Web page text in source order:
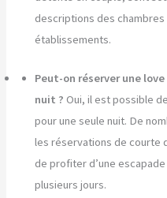
descriptions des
établissements.
Peut-on réserver une
nuit ? Oui, il est possible
pour une seule nuit. De
les réservations de courte
de profiter d’une
plusieurs jours.